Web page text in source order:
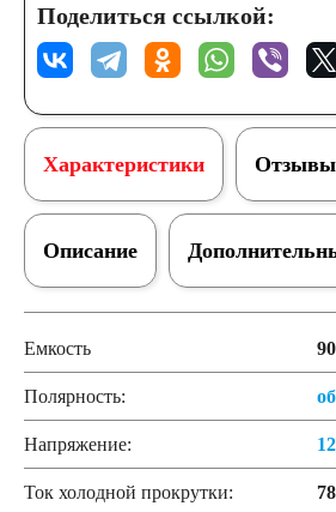
Поделиться ссылкой:
Характеристики Отзывы
Описание
Емкость
Полярность:
Напряжение:
Ток холодной прокрутки: